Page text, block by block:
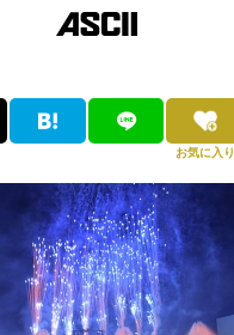
お気に入り